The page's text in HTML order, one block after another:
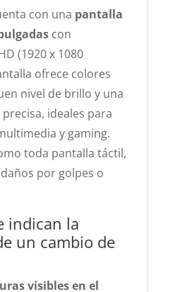
con una pantalla
con
(1920 x 1080
ofrece colores
nivel de brillo y una
ideales para
y gaming.
toda pantalla táctil,
por golpes o
indican la
un cambio de
visibles en el